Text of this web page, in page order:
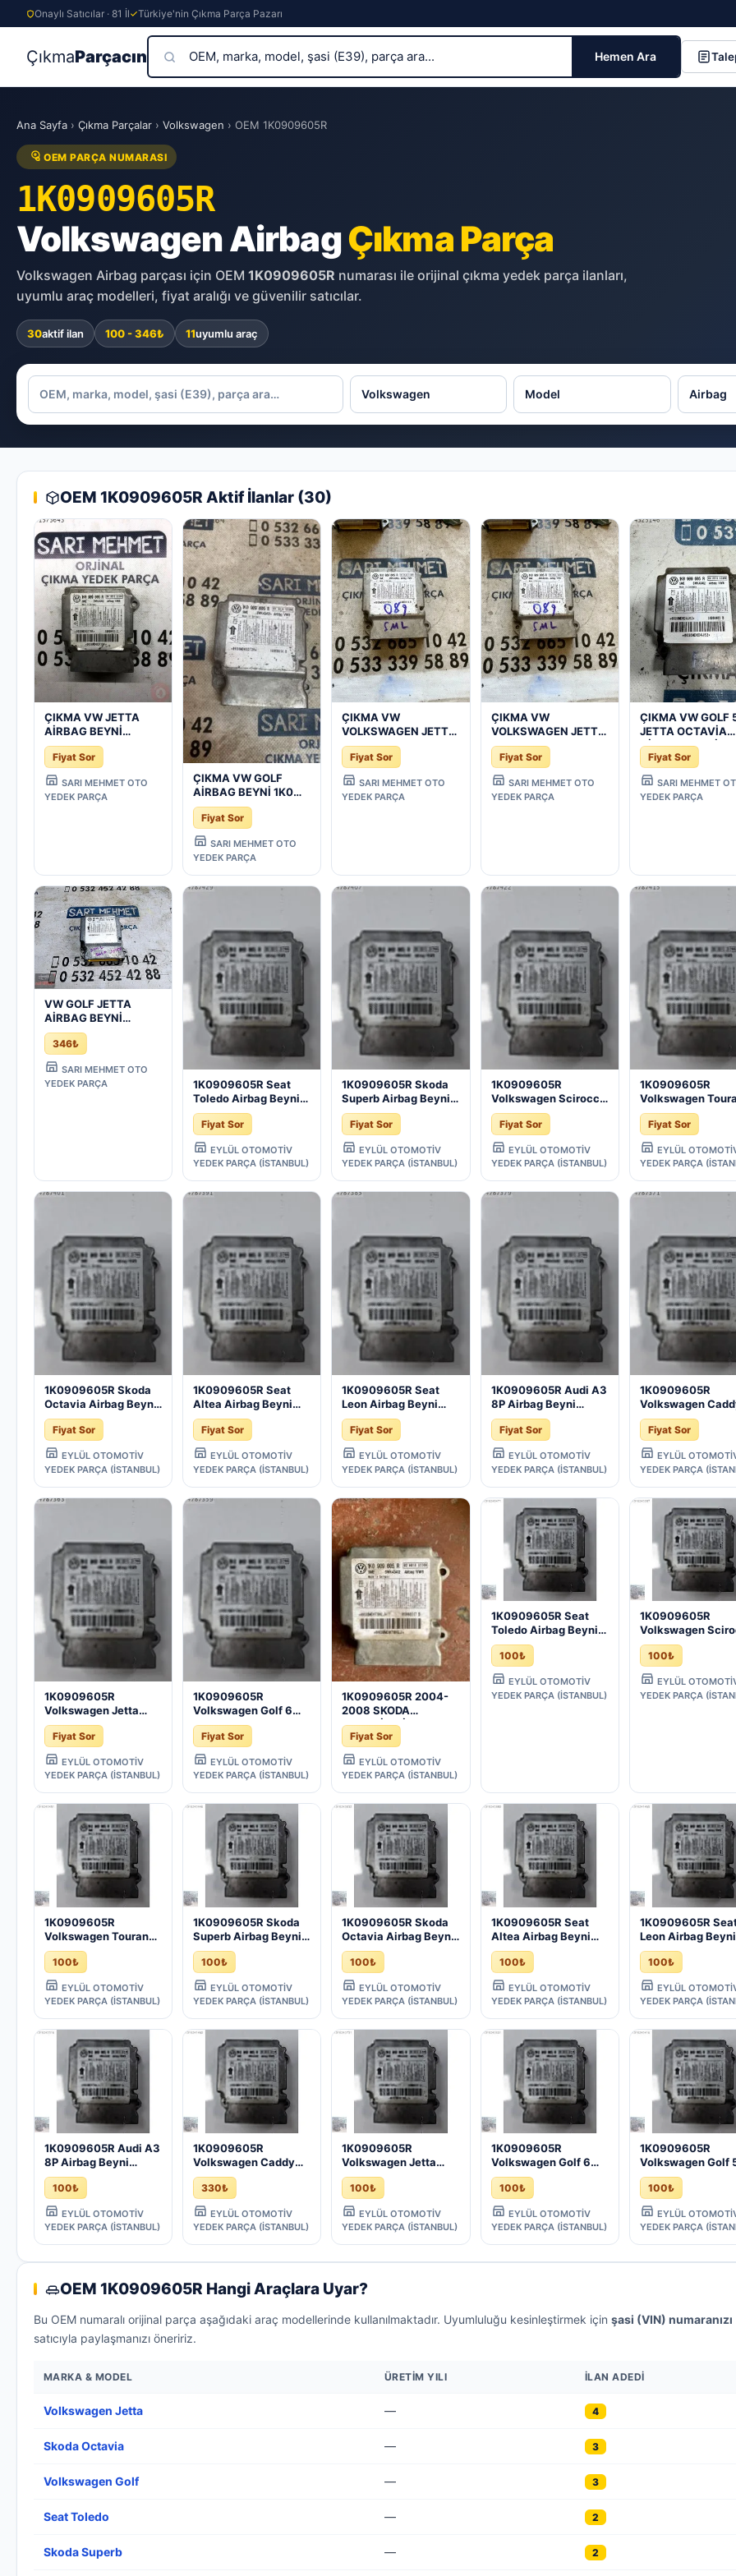
Onaylı Satıcılar · 81 İl Türkiye'nin Çıkma Parça Pazarı
ÇıkmaParçacın Hemen Ara
content
Ana Sayfa › Çıkma Parçalar › Volkswagen › OEM 1K0909605R
OEM PARÇA NUMARASI
1K0909605R
Volkswagen AirbagÇıkma Parça
Volkswagen Airbag parçası için OEM 1K0909605R numarası ile orijinal çıkma yedek parça ilanları,
uyumlu araç modelleri, fiyat aralığı ve güvenilir satıcılar.
30aktif ilan 100 - 346₺ 11uyumlu araç
OEM 1K0909605R Aktif İlanlar (30)
ÇIKMA VW JETTA
AİRBAG BEYNİ
1K0909605R - 1K0
909 605 R - Konya
Çıkma Parça
Fiyat Sor
SARI MEHMET OTO
YEDEK PARÇA
ÇIKMA VW GOLF
AİRBAG BEYNİ 1K0
909 605 R - Konya
Çıkma Parça
Fiyat Sor
SARI MEHMET OTO
YEDEK PARÇA
ÇIKMA VW
VOLKSWAGEN JETTA
1K0 909 605R
1K0909605R AIRBAG
BEYNİ - Konya Çıkma
Parça
Fiyat Sor
SARI MEHMET OTO
YEDEK PARÇA
ÇIKMA VW
VOLKSWAGEN JETTA
1K0 909 605R
1K0909605R AIRBAG
BEYNİ - Konya Çıkma
Parça
Fiyat Sor
SARI MEHMET OTO
YEDEK PARÇA
ÇIKMA VW GOLF
JETTA OCTAVİA
AİRBAG BEYNİ
1K0909605R -
Çıkma Parça
Fiyat Sor
SARI MEHMET
YEDEK PARÇA
VW GOLF JETTA
AİRBAG BEYNİ
1K0909605R 1K0 909
605 R
346₺
SARI MEHMET OTO
YEDEK PARÇA
1K0909605R Seat
Toledo Airbag Beyni
(2005/2009)
Fiyat Sor
EYLÜL OTOMOTİV
YEDEK PARÇA (İSTANBUL)
1K0909605R Skoda
Superb Airbag Beyni
(2008/2015)
Fiyat Sor
EYLÜL OTOMOTİV
YEDEK PARÇA (İSTANBUL)
1K0909605R
Volkswagen Scirocco
Airbag Beyni
(2009/2017)
Fiyat Sor
EYLÜL OTOMOTİV
YEDEK PARÇA (İSTANBUL)
1K0909605R
Volkswagen
Airbag Beyni
(2003/2015)
Fiyat Sor
EYLÜL
YEDEK PARÇA
1K0909605R Skoda
Octavia Airbag Beyni
(2005/2013)
Fiyat Sor
EYLÜL OTOMOTİV
YEDEK PARÇA (İSTANBUL)
1K0909605R Seat
Altea Airbag Beyni
(2004/2015)
Fiyat Sor
EYLÜL OTOMOTİV
YEDEK PARÇA (İSTANBUL)
1K0909605R Seat
Leon Airbag Beyni
(2005/2012)
Fiyat Sor
EYLÜL OTOMOTİV
YEDEK PARÇA (İSTANBUL)
1K0909605R Audi A3
8P Airbag Beyni
(2004/2013)
Fiyat Sor
EYLÜL OTOMOTİV
YEDEK PARÇA (İSTANBUL)
1K0909605R
Volkswagen
Airbag Beyni
(2004/2015)
Fiyat Sor
EYLÜL
YEDEK PARÇA
1K0909605R
Volkswagen Jetta
Airbag Beyni
(2006/2011)
Fiyat Sor
EYLÜL OTOMOTİV
YEDEK PARÇA (İSTANBUL)
1K0909605R
Volkswagen Golf 6
Airbag Beyni
(2009/2013)
Fiyat Sor
EYLÜL OTOMOTİV
YEDEK PARÇA (İSTANBUL)
1K0909605R 2004-
2008 SKODA
OCTAVİA AİRBAG
BEYNİ
Fiyat Sor
EYLÜL OTOMOTİV
YEDEK PARÇA (İSTANBUL)
1K0909605R Seat
Toledo Airbag Beyni
(2005/2009)
100₺
EYLÜL OTOMOTİV
YEDEK PARÇA (İSTANBUL)
1K0909605R
Volkswagen
Airbag Beyni
(2009/2017)
100₺
EYLÜL
YEDEK PARÇA
1K0909605R
Volkswagen Touran
Airbag Beyni
(2003/2015)
100₺
EYLÜL OTOMOTİV
YEDEK PARÇA (İSTANBUL)
1K0909605R Skoda
Superb Airbag Beyni
(2008/2015)
100₺
EYLÜL OTOMOTİV
YEDEK PARÇA (İSTANBUL)
1K0909605R Skoda
Octavia Airbag Beyni
(2005/2013)
100₺
EYLÜL OTOMOTİV
YEDEK PARÇA (İSTANBUL)
1K0909605R Seat
Altea Airbag Beyni
(2004/2015)
100₺
EYLÜL OTOMOTİV
YEDEK PARÇA (İSTANBUL)
1K0909605R
Leon Airbag Beyni
(2005/2012)
100₺
EYLÜL
YEDEK PARÇA
1K0909605R Audi A3
8P Airbag Beyni
(2004/2013)
100₺
EYLÜL OTOMOTİV
YEDEK PARÇA (İSTANBUL)
1K0909605R
Volkswagen Caddy
Airbag Beyni
(2004/2015)
330₺
EYLÜL OTOMOTİV
YEDEK PARÇA (İSTANBUL)
1K0909605R
Volkswagen Jetta
Airbag Beyni
(2006/2011)
100₺
EYLÜL OTOMOTİV
YEDEK PARÇA (İSTANBUL)
1K0909605R
Volkswagen Golf 6
Airbag Beyni
(2009/2013)
100₺
EYLÜL OTOMOTİV
YEDEK PARÇA (İSTANBUL)
1K0909605R
Volkswagen Golf
Airbag Beyni
(2004/2009)
100₺
EYLÜL
YEDEK PARÇA
OEM 1K0909605R Hangi Araçlara Uyar?
Bu OEM numaralı orijinal parça aşağıdaki araç modellerinde kullanılmaktadır. Uyumluluğu kesinleştirmek için şasi (VIN) numaranızı
satıcıyla paylaşmanızı öneririz.
MARKA & MODEL ÜRETIM YILI İLAN ADEDI
Volkswagen Jetta — 4
Skoda Octavia — 3
Volkswagen Golf — 3
Seat Toledo — 2
Skoda Superb — 2